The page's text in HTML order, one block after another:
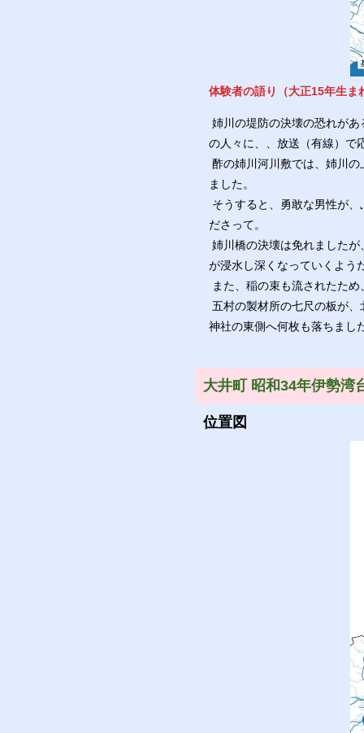
体験者の語り（大正15年生ま
姉川の堤防の決壊の恐れが
の人々に、、放送（有線）で
酢の姉川河川敷では、姉川
ました。
そうすると、勇敢な男性が
ださって。
姉川橋の決壊は免れました
が浸水し深くなっていくよう
また、稲の束も流されたた
五村の製材所の七尺の板が
神社の東側へ何枚も落ちまし
大井町 昭和34年伊勢湾
位置図